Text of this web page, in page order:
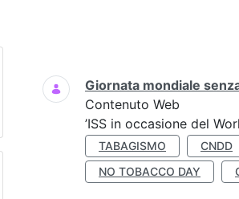
Ricerca
Giornata mondiale
Contenuto Web
’ISS in occasione del
TABAGISMO CNDD
NO TOBACCO DAY